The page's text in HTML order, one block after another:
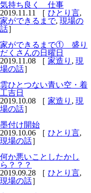
気持ち良く 仕事
2019.11.11 ［ ひとり言,
家ができるまで, 現場の
話］
家ができるまで① 盛り
だくさんの日曜日
2019.11.08 ［ 家造り , 現
場の話］
雲ひとつない青い空・着
工吉日
2019.10.08 ［ 家造り , 現
場の話］
墨付け開始
2019.10.06 ［ ひとり言,
現場の話］
何か悪いことしたかし
ら？？？
2019.09.28 ［ ひとり言,
現場の話］